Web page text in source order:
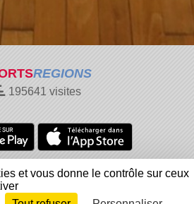
REGIONS
195641 visites
Gestion des cookies
Signaler un contenu inapproprié
et vous donne le contrôle sur ceux